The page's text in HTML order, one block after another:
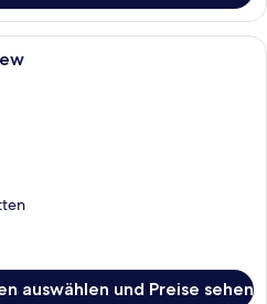
Ein ordentlich bezogenes Bett mit
auswählen und Preise sehen